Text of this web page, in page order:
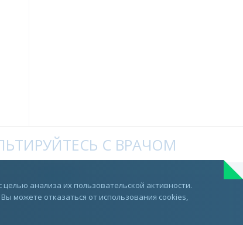
С ВРАЧОМ
анализа их пользовательской активности.
можете отказаться от использования cookies,